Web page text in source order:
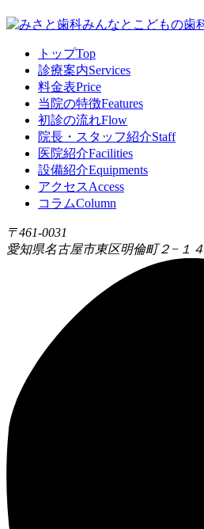
トップTop
診療案内Services
料金表Price
当院の特徴Features
初診の流れFlow
院長・スタッフ紹介Staff
医院紹介Facilities
設備紹介Equipments
アクセスAccess
コラムColumn
〒461-0031
愛知県名古屋市東区明倫町２−１４